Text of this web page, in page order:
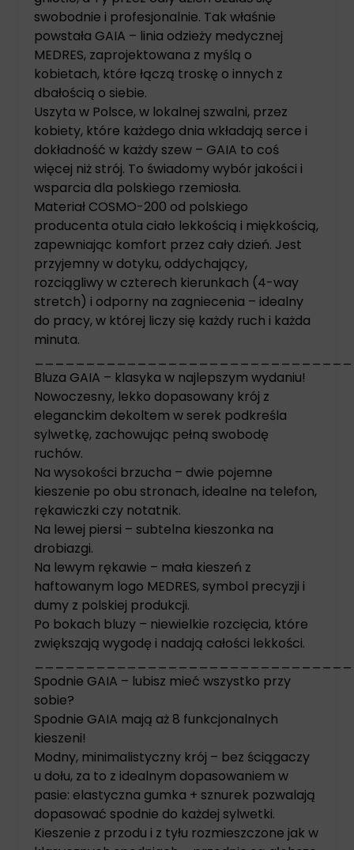
swobodnie i profesjonalnie. Tak właśnie
powstała GAIA – linia odzieży medycznej
MEDRES, zaprojektowana z myślą o
kobietach, które łączą troskę o innych z
dbałością o siebie.
Uszyta w Polsce, w lokalnej szwalni, przez
kobiety, które każdego dnia wkładają serce i
dokładność w każdy szew – GAIA to coś
więcej niż strój. To świadomy wybór jakości i
wsparcia dla polskiego rzemiosła.
Materiał COSMO-200 od polskiego
producenta otula ciało lekkością i miękkością,
zapewniając komfort przez cały dzień. Jest
przyjemny w dotyku, oddychający,
rozciągliwy w czterech kierunkach (4-way
stretch) i odporny na zagniecenia – idealny
do pracy, w której liczy się każdy ruch i każda
minuta.
Bluza GAIA – klasyka w najlepszym wydaniu!
Nowoczesny, lekko dopasowany krój z
eleganckim dekoltem w serek podkreśla
sylwetkę, zachowując pełną swobodę
ruchów.
Na wysokości brzucha – dwie pojemne
kieszenie po obu stronach, idealne na telefon,
rękawiczki czy notatnik.
Na lewej piersi – subtelna kieszonka na
drobiazgi.
Na lewym rękawie – mała kieszeń z
haftowanym logo MEDRES, symbol precyzji i
dumy z polskiej produkcji.
Po bokach bluzy – niewielkie rozcięcia, które
zwiększają wygodę i nadają całości lekkości.
Spodnie GAIA – lubisz mieć wszystko przy
sobie?
Spodnie GAIA mają aż 8 funkcjonalnych
kieszeni!
Modny, minimalistyczny krój – bez ściągaczy
u dołu, za to z idealnym dopasowaniem w
pasie: elastyczna gumka + sznurek pozwalają
dopasować spodnie do każdej sylwetki.
Kieszenie z przodu i z tyłu rozmieszczone jak w